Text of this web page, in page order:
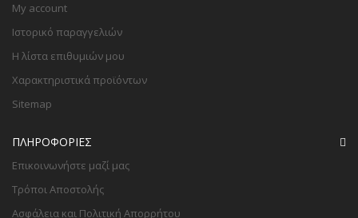
My account
Ιστορικό παραγγελιών
Η λίστα επιθυμιών μου
Χαρακτηριστικά προϊόντων
Sitemap
ΠΛΗΡΟΦΟΡΊΕΣ
Επικοινωνήστε μαζί μας
Τρόποι Αποστολής
Ασφάλεια και Πολιτική Απορρήτου